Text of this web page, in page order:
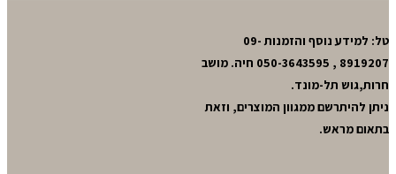
טל: למידע נוסף והזמנות 09-
8919207 , 050-3643595 חיה. מושב
חרות,גוש תל-מונד.
ניתן להיתרשם ממגוון המוצרים, וזאת
בתאום מראש.